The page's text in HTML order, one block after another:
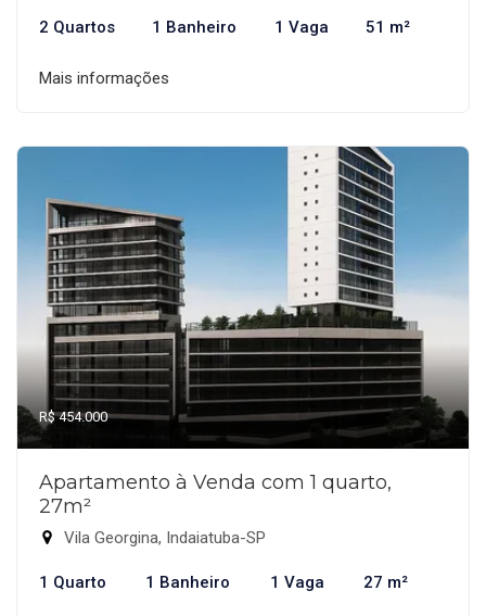
2 Quartos 1 Banheiro 1 Vaga 51 m²
Mais informações
R$ 454.000
Apartamento à Venda com 1 quarto,
27m²
Vila Georgina, Indaiatuba-SP
1 Quarto 1 Banheiro 1 Vaga 27 m²